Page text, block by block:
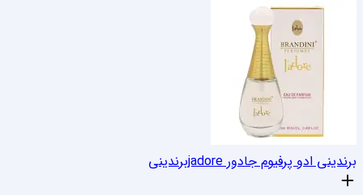
برندینی ادو پرفیوم جادور jadore برندینی